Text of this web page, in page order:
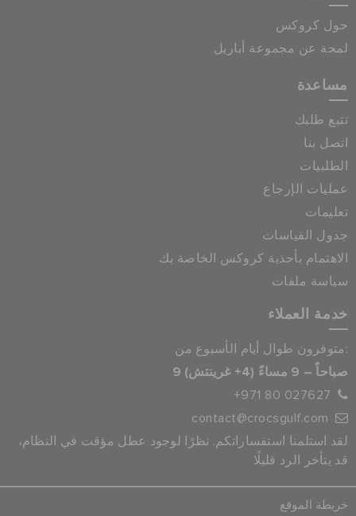
حول كروكس
لمحة عن مجموعة أباريل
مساعدة
تتبع طلبك
اتصل بنا
الطلبيات
عمليات الإرجاع
تعليمات
جدول القياسات
الاهتمام بأحذية كروكس الخاصة بك
سياسة ملفات
خدمة العملاء
متوفرون طوال أيام الأسبوع من:
9 صباحاً – 9 مساءً (4+ غرينتش)
+971 80 027627
contact@crocsgulf.com
لقد استلمنا استفساراتكم. نظرًا لوجود عطل مؤقت في النظام،
قد يتأخر الرد قليلًا
خريطة الموقع